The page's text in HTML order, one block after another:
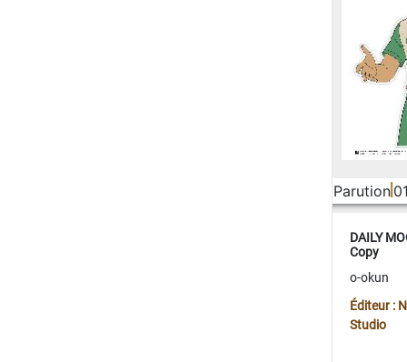
Parution
DAILY
Copy
o-okun
Éditeur :
Studio